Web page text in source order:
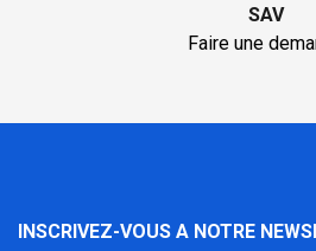
SAV
Faire une
INSCRIVEZ-VOUS A NOTRE